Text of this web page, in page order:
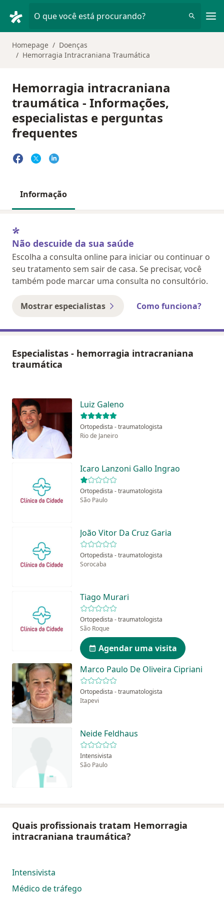
O que você está procurando?
Homepage
Doenças
Hemorragia Intracraniana Traumática
Hemorragia intracraniana
traumática - Informações,
especialistas e perguntas
frequentes
Informação
Não descuide da sua saúde
Escolha a consulta online para iniciar ou continuar o
seu tratamento sem sair de casa. Se precisar, você
também pode marcar uma consulta no consultório.
Mostrar especialistas Como funciona?
Especialistas - hemorragia intracraniana
traumática
Luiz Galeno
Ortopedista - traumatologista
Rio de Janeiro
Icaro Lanzoni Gallo Ingrao
Ortopedista - traumatologista
São Paulo
João Vitor Da Cruz Garia
Ortopedista - traumatologista
Sorocaba
Tiago Murari
Ortopedista - traumatologista
São Roque
Agendar uma visita
Marco Paulo De Oliveira Cipriani
Ortopedista - traumatologista
Itapevi
Neide Feldhaus
Intensivista
São Paulo
Quais profissionais tratam Hemorragia
intracraniana traumática?
Intensivista
Médico de tráfego